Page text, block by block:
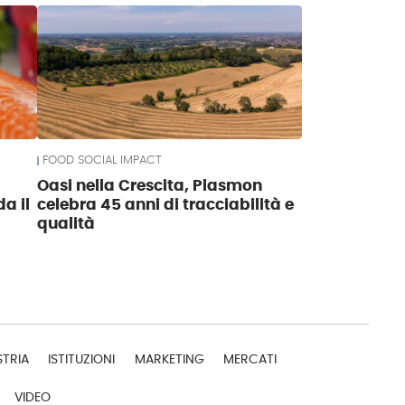
il
FOOD SOCIAL IMPACT
Oasi nella Crescita, Plasmon
celebra 45 anni di tracciabilità e
qualità
ISTITUZIONI MARKETING MERCATI
VIDEO